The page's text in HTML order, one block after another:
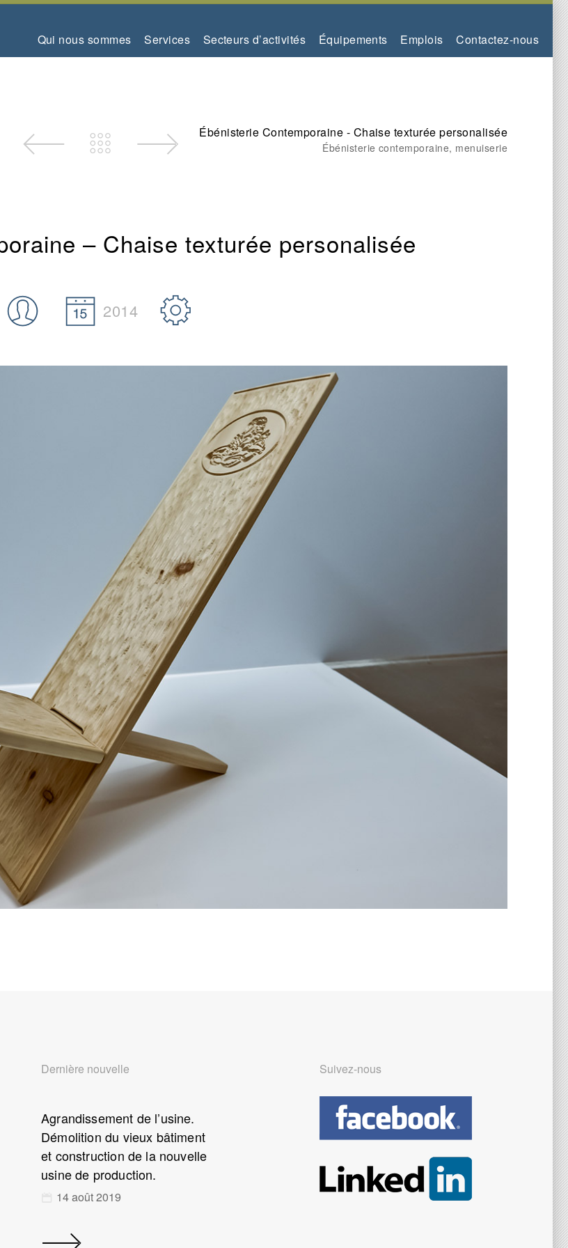
Qui nous sommes Services Secteurs d’activités Équipements Emplois Contactez-nous
Ébénisterie Contemporaine - Chaise texturée personalisée
Ébénisterie contemporaine, menuiserie
– Chaise texturée personalisée
2014
Dernière nouvelle
Agrandissement de l’usine.
Démolition du vieux bâtiment
et construction de la nouvelle
usine de production.
14 août 2019
Suivez-nous